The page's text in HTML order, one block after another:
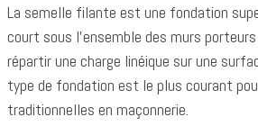
La semelle filante est une fondation
court sous l'ensemble des murs
répartir une charge linéique sur une
type de fondation est le plus courant
traditionnelles en maçonnerie.